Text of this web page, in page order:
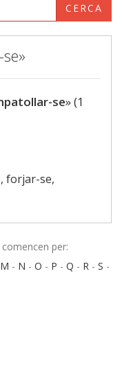
CERCA
se» (1
forjar-se,
per:
M - N - O - P - Q - R - S -